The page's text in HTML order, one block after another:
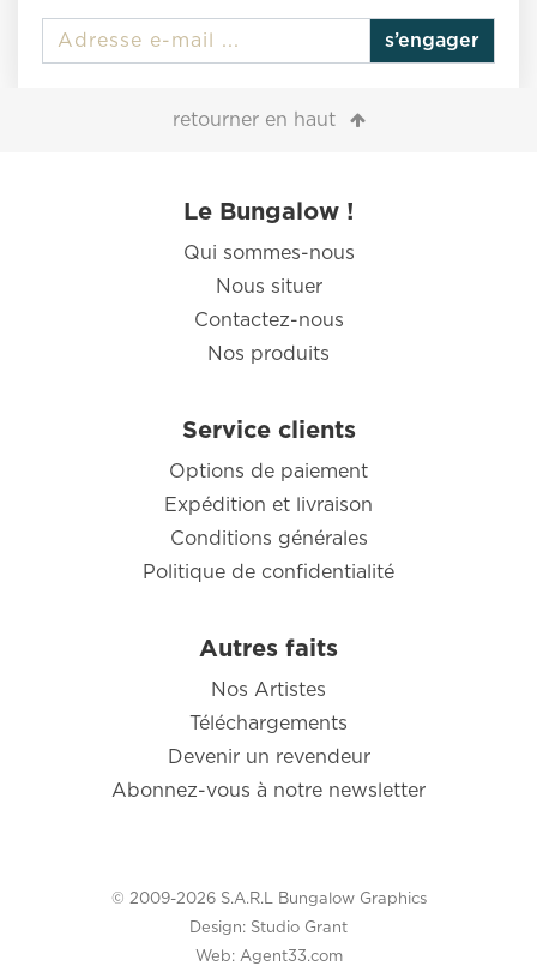
s’engager
retourner en haut
Le Bungalow !
Qui sommes-nous
Nous situer
Contactez-nous
Nos produits
Service clients
Options de paiement
Expédition et livraison
Conditions générales
Politique de confidentialité
Autres faits
Nos Artistes
Téléchargements
Devenir un revendeur
Abonnez-vous à notre newsletter
© 2009-2026 S.A.R.L Bungalow Graphics
Design: Studio Grant
Web: Agent33.com